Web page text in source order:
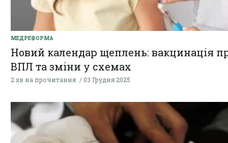
МЕДРЕФОРМА
Новий календар щеплень: вакцинація
ВПЛ та зміни у схемах
2 хв на прочитання 03 Грудня 2025